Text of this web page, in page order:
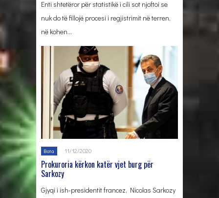
Enti shtetëror për statistikë i cili sot njoftoi se
nuk do të fillojë procesi i regjistrimit në terren,
në kohen…
Bota 11/12/2020
Prokuroria kërkon katër vjet burg për
Sarkozy
Gjyqi i ish-presidentit francez, Nicolas Sarkozy